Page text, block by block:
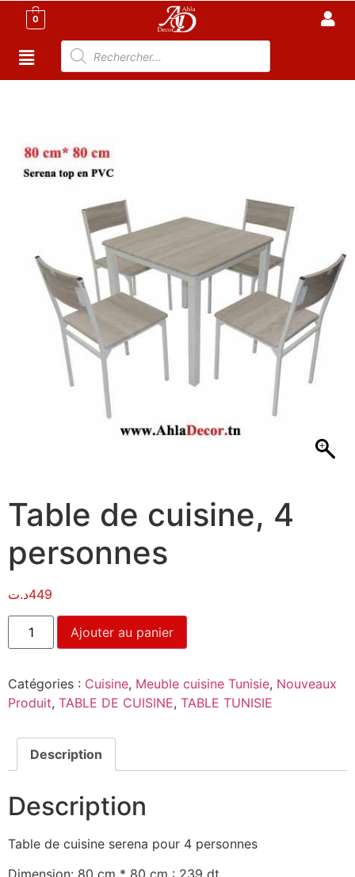
0
Table de cuisine, 4
personnes
449د.ت
Ajouter au panier
Catégories : Cuisine, Meuble cuisine Tunisie, Nouveaux
Produit, TABLE DE CUISINE, TABLE TUNISIE
Description
Description
Table de cuisine serena pour 4 personnes
Dimension: 80 cm * 80 cm : 239 dt